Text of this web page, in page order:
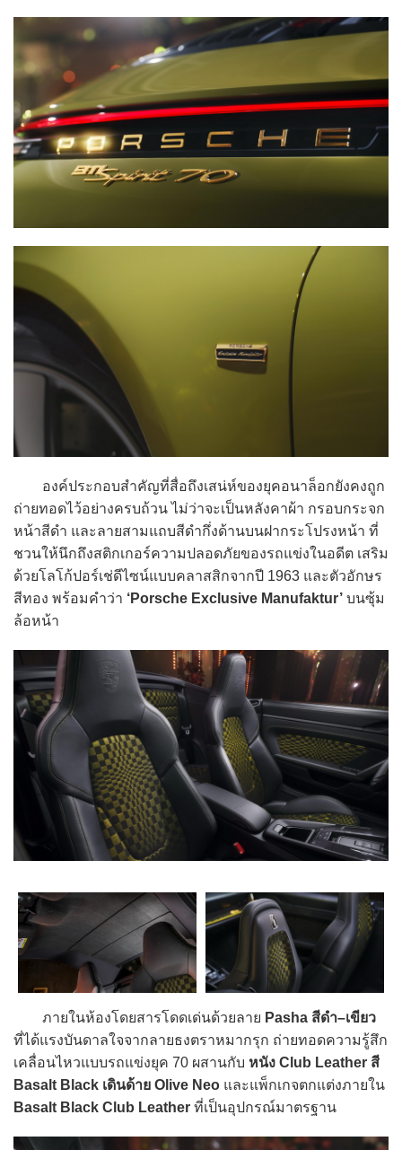
องค์ประกอบสำคัญที่สื่อถึงเสน่ห์ของยุคอนาล็อกยังคงถูก
ถ่ายทอดไว้อย่างครบถ้วน ไม่ว่าจะเป็นหลังคาผ้า กรอบกระจก
หน้าสีดำ และลายสามแถบสีดำกึ่งด้านบนฝากระโปรงหน้า ที่
ชวนให้นึกถึงสติกเกอร์ความปลอดภัยของรถแข่งในอดีต เสริม
ด้วยโลโก้ปอร์เช่ดีไซน์แบบคลาสสิกจากปี 1963 และตัวอักษร
สีทอง พร้อมคำว่า ‘Porsche Exclusive Manufaktur’ บนซุ้ม
ล้อหน้า
ภายในห้องโดยสารโดดเด่นด้วยลาย Pasha สีดำ–เขียว
ที่ได้แรงบันดาลใจจากลายธงตราหมากรุก ถ่ายทอดความรู้สึก
เคลื่อนไหวแบบรถแข่งยุค 70 ผสานกับ หนัง Club Leather สี
Basalt Black เดินด้าย Olive Neo และแพ็กเกจตกแต่งภายใน
Basalt Black Club Leather ที่เป็นอุปกรณ์มาตรฐาน